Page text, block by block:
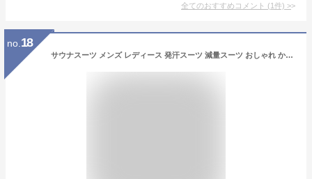
全てのおすすめコメント (1件) >
no. 18
サウナスーツ メンズ レディース 発汗スーツ 減量スーツ おしゃれ かっこいい トレーニングウェア 男女兼用 ジャージ素材 ダイエットウェア 大きいサイズ 高発汗力 燃焼サポート ランニング ウォーキング 筋トレ 散歩